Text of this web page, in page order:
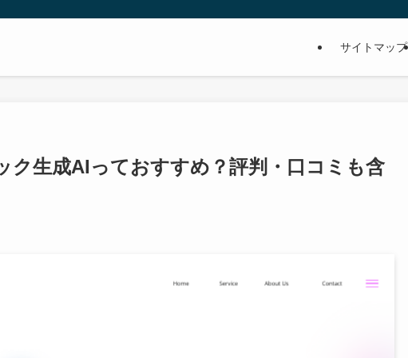
サイトマップ
ク生成AIっておすすめ？評判・口コミも含